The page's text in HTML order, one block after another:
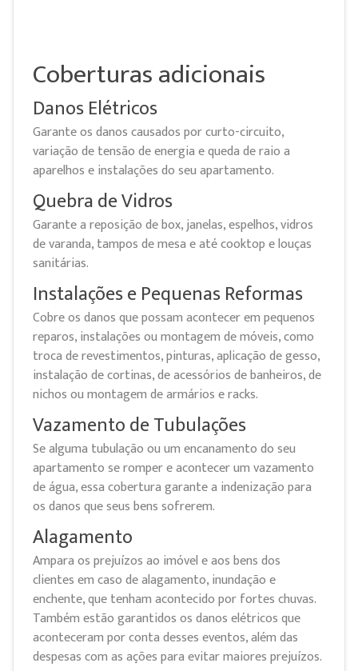
Coberturas adicionais
Danos Elétricos
Garante os danos causados por curto-circuito,
variação de tensão de energia e queda de raio a
aparelhos e instalações do seu apartamento.
Quebra de Vidros
Garante a reposição de box, janelas, espelhos, vidros
de varanda, tampos de mesa e até cooktop e louças
sanitárias.
Instalações e Pequenas Reformas
Cobre os danos que possam acontecer em pequenos
reparos, instalações ou montagem de móveis, como
troca de revestimentos, pinturas, aplicação de gesso,
instalação de cortinas, de acessórios de banheiros, de
nichos ou montagem de armários e racks.
Vazamento de Tubulações
Se alguma tubulação ou um encanamento do seu
apartamento se romper e acontecer um vazamento
de água, essa cobertura garante a indenização para
os danos que seus bens sofrerem.
Alagamento
Ampara os prejuízos ao imóvel e aos bens dos
clientes em caso de alagamento, inundação e
enchente, que tenham acontecido por fortes chuvas.
Também estão garantidos os danos elétricos que
aconteceram por conta desses eventos, além das
despesas com as ações para evitar maiores prejuízos.